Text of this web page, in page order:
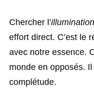
Chercher l’
effort direct. C’est le
avec notre essence.
monde en opposés.
complétude.